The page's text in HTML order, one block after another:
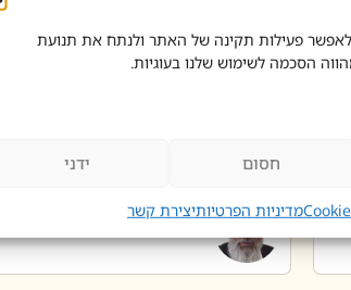
פעילות תקינה של האתר ולנתח את תנועת
הסכמה לשימוש שלנו בעוגיות.
חסום ידני
מדיניות הפרטיותיצירת קשר
הרב יאיר בידני